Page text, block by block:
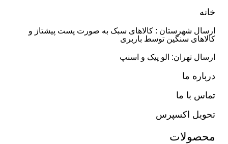
خانه
ارسال شهرستان : کالاهای سبک به صورت پست پیشتاز و
کالاهای سنگین توسط باربری
ارسال تهران: الو پیک و اسنپ
درباره ما
تماس با ما
تحویل اکسپرس
محصولات